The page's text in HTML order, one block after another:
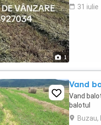
1
31 iulie
Vand
Vand
balotul
Buzau,